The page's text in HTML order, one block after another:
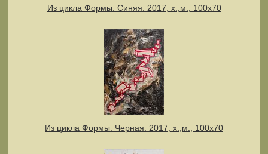
Из цикла Формы. Синяя. 2017, х.,м., 100х70
Из цикла Формы. Черная. 2017, х.,м., 100х70